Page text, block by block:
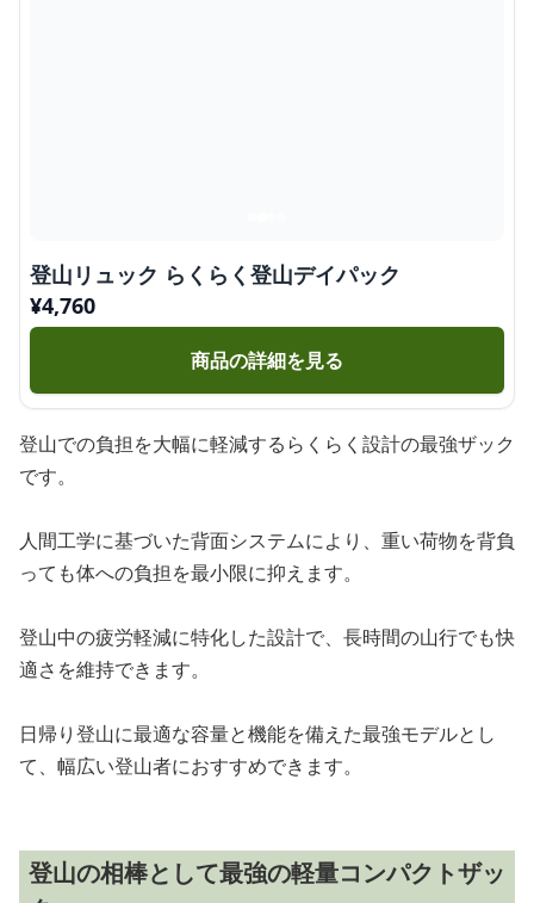
登山リュック らくらく登山デイパック
¥4,760
商品の詳細を見る
登山での負担を大幅に軽減するらくらく設計の最強ザック
です。
人間工学に基づいた背面システムにより、重い荷物を背負
っても体への負担を最小限に抑えます。
登山中の疲労軽減に特化した設計で、長時間の山行でも快
適さを維持できます。
日帰り登山に最適な容量と機能を備えた最強モデルとし
て、幅広い登山者におすすめできます。
登山の相棒として最強の軽量コンパクトザッ